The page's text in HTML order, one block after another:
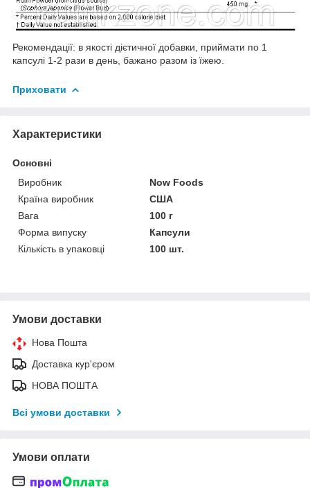
Рекомендації: в якості дієтичної добавки, приймати по 1
капсулі 1-2 рази в день, бажано разом із їжею.
Приховати
Характеристики
Основні
Виробник
Now Foods
Країна виробник
США
Вага
100 г
Форма випуску
Капсули
Кількість в упаковці
100 шт.
Умови доставки
Нова Пошта
Доставка кур'єром
НОВА ПОШТА
Всі умови доставки
Умови оплати